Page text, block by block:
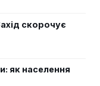
скорочує
як населення